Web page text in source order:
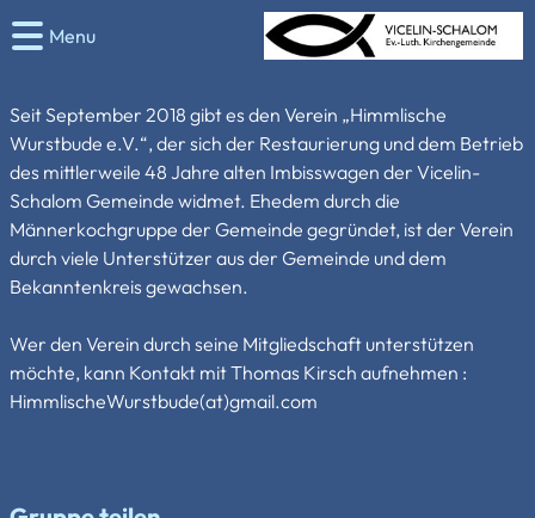
Menu
Seit September 2018 gibt es den Verein „Himmlische
Wurstbude e.V.“, der sich der Restaurierung und dem Betrieb
des mittlerweile 48 Jahre alten Imbisswagen der Vicelin-
Schalom Gemeinde widmet. Ehedem durch die
Männerkochgruppe der Gemeinde gegründet, ist der Verein
durch viele Unterstützer aus der Gemeinde und dem
Bekanntenkreis gewachsen.
Wer den Verein durch seine Mitgliedschaft unterstützen
möchte, kann Kontakt mit Thomas Kirsch aufnehmen :
HimmlischeWurstbude(at)gmail.com